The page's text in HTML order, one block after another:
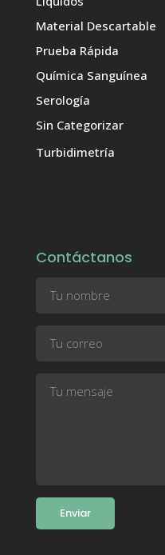
Material Descartable
Prueba Rápida
Química Sanguínea
Serología
Sin Categorizar
Turbidimetría
Contáctanos